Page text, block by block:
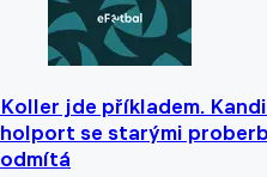
Koller jde příkladem.
holport se starými
odmítá